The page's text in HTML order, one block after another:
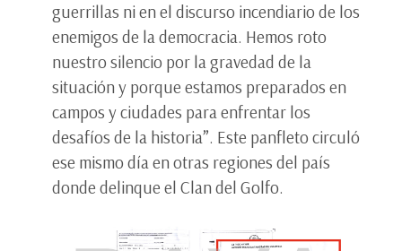
guerrillas ni en el discurso incendiario de los
enemigos de la democracia. Hemos roto
nuestro silencio por la gravedad de la
situación y porque estamos preparados en
campos y ciudades para enfrentar los
desafíos de la historia”. Este panfleto circuló
ese mismo día en otras regiones del país
donde delinque el Clan del Golfo.